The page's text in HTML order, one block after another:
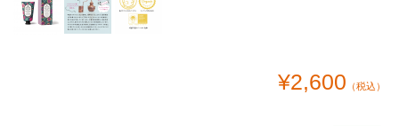
¥2,600 （税込）